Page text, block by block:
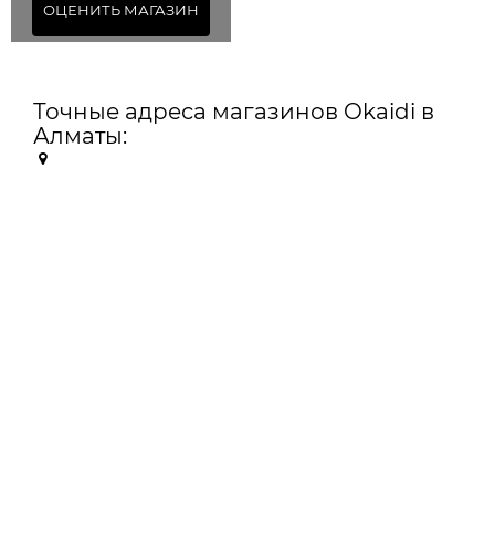
ОЦЕНИТЬ МАГАЗИН
Точные адреса магазинов Okaidi в
Алматы: